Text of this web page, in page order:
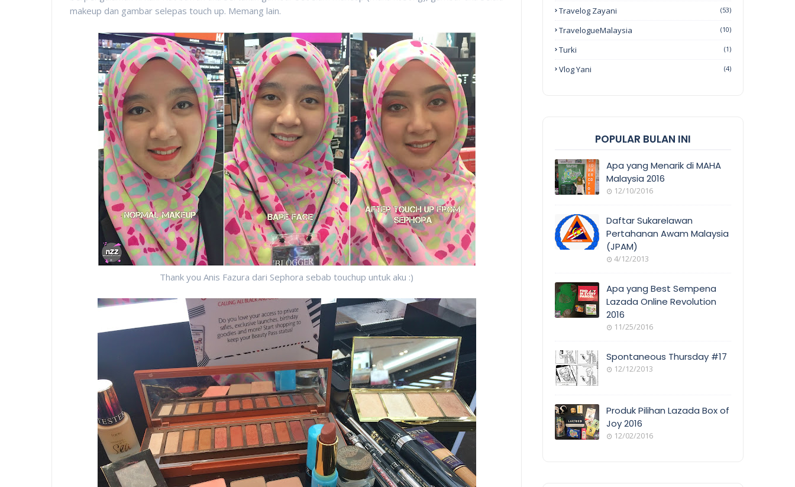
makeup dan gambar selepas touch up. Memang lain.
Thank you Anis Fazura dari Sephora sebab touchup untuk aku :)
Travelog Zayani (53)
TravelogueMalaysia (10)
Turki (1)
Vlog Yani (4)
POPULAR BULAN INI
COVERAGE
Apa yang Menarik di MAHA
Malaysia 2016
12/10/2016
Daftar Sukarelawan
Pertahanan Awam Malaysia
(JPAM)
4/12/2013
Apa yang Best Sempena
Lazada Online Revolution
2016
11/25/2016
E
Spontaneous Thursday #17
12/12/2013
Produk Pilihan Lazada Box of
Joy 2016
12/02/2016